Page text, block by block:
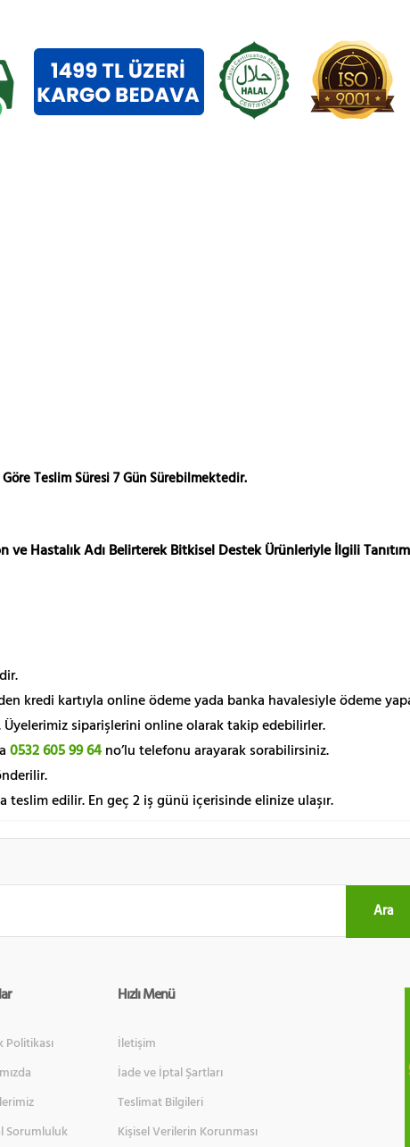
Teslim Süresi 7 Gün Sürebilmektedir.
Hastalık Adı Belirterek Bitkisel Destek Ürünleriyle İlgili
kredi kartıyla online ödeme yada banka havalesiyle ödeme
siparişlerini online olarak takip edebilirler.
0532 605 99 64 no’lu telefonu arayarak sorabilirsiniz.
teslim edilir. En geç 2 iş günü içerisinde elinize ulaşır.
Ara
Politikası
Sorumluluk
Hızlı Menü
İletişim
İade ve İptal Şartları
Teslimat Bilgileri
Kişisel Verilerin Korunması